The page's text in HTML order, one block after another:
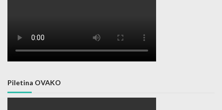
Piletina OVAKO